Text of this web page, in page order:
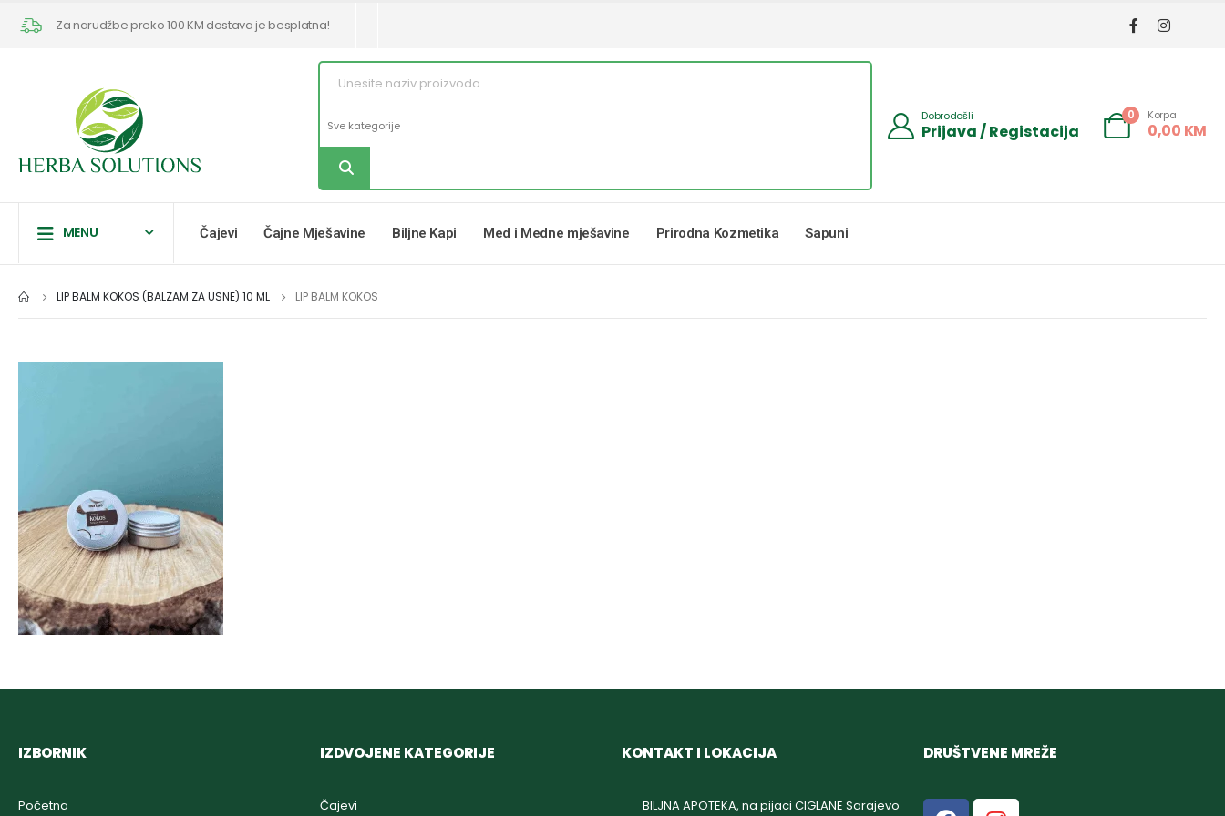
Za narudžbe preko 100 KM dostava je besplatna!
Dobrodošli
Prijava / Registacija
0 Korpa
0,00 KM
MENU Čajevi Čajne Mješavine Biljne Kapi Med i Medne mješavine Prirodna Kozmetika Sapuni
LIP BALM KOKOS (BALZAM ZA USNE) 10 ML LIP BALM KOKOS
IZBORNIK
Početna
IZDVOJENE KATEGORIJE
Čajevi
KONTAKT I LOKACIJA
BILJNA APOTEKA, na pijaci CIGLANE Sarajevo
DRUŠTVENE MREŽE